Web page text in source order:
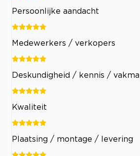
Persoonlijke aandacht
Medewerkers / verkopers
Deskundigheid / kennis /
Kwaliteit
Plaatsing / montage / levering